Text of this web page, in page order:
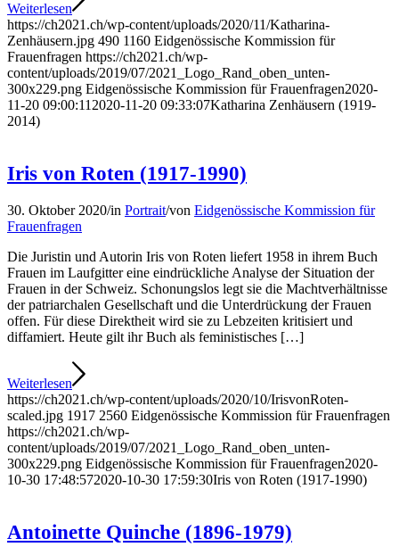
Weiterlesen
https://ch2021.ch/wp-content/uploads/2020/11/Katharina-
Zenhäusern.jpg 490 1160 Eidgenössische Kommission für
Frauenfragen https://ch2021.ch/wp-
content/uploads/2019/07/2021_Logo_Rand_oben_unten-
300x229.png Eidgenössische Kommission für Frauenfragen2020-
11-20 09:00:11 2020-11-20 09:33:07Katharina Zenhäusern (1919-
2014)
Iris von Roten (1917-1990)
30. Oktober 2020/in Portrait/von Eidgenössische Kommission für
Frauenfragen
Die Juristin und Autorin Iris von Roten liefert 1958 in ihrem Buch
Frauen im Laufgitter eine eindrückliche Analyse der Situation der
Frauen in der Schweiz. Schonungslos legt sie die Machtverhältnisse
der patriarchalen Gesellschaft und die Unterdrückung der Frauen
offen. Für diese Direktheit wird sie zu Lebzeiten kritisiert und
diffamiert. Heute gilt ihr Buch als feministisches […]
Weiterlesen
https://ch2021.ch/wp-content/uploads/2020/10/IrisvonRoten-
scaled.jpg 1917 2560 Eidgenössische Kommission für Frauenfragen
https://ch2021.ch/wp-
content/uploads/2019/07/2021_Logo_Rand_oben_unten-
300x229.png Eidgenössische Kommission für Frauenfragen2020-
10-30 17:48:572020-10-30 17:59:30Iris von Roten (1917-1990)
Antoinette Quinche (1896-1979)